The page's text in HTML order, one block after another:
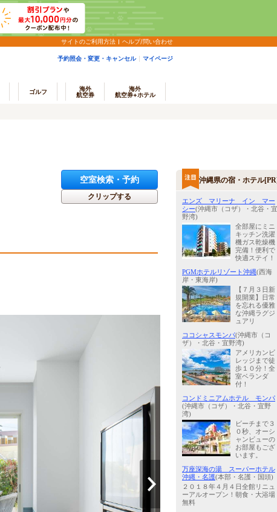
サイトのご利用方法 ヘルプ/問い合わせ
予約照会・変更・キャンセル マイページ
ゴルフ
海外
航空券
海外
航空券+ホテル
空室検索・予約
クリップする
沖縄県の宿・ホテル
エンズ マリーナ イン マー
シー(沖縄市（コザ）・北谷・宜
野湾)
全部屋にミニ
キッチン洗濯
機ガス乾燥機
完備！便利で
快適ステイ！
PGMホテルリゾート沖縄(西海
岸・東海岸)
【７月３日新
規開業】日常
を忘れる優雅
な沖縄ラグジ
ュアリ
ココシャスモンパ(沖縄市（コ
ザ）・北谷・宜野湾)
アメリカンビ
レッジまで徒
歩１０分！全
室ベランダ
付！
コンドミニアムホテル モンパ
(沖縄市（コザ）・北谷・宜野
湾)
ビーチまで３
０秒、オーシ
ャンビューの
お部屋もござ
います。
万座深海の湯 スーパーホテル
沖縄・名護(本部・名護・国頭)
２０１８年４月４日全館リニュ
ーアルオープン！朝食・大浴場
無料